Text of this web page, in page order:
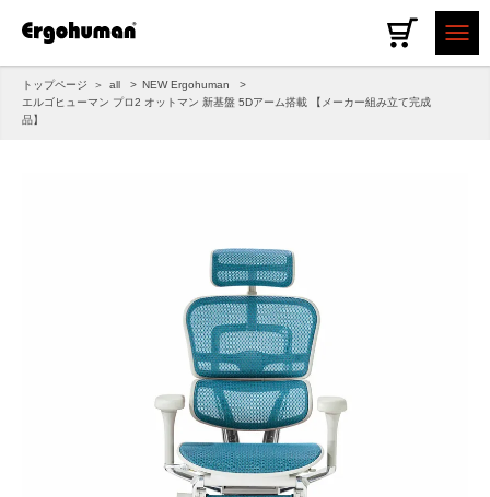
トップページ all
NEW Ergohuman
エルゴヒューマン プロ2 オットマン 新基盤 5Dアーム搭載 【メーカー組み立て完成
品】